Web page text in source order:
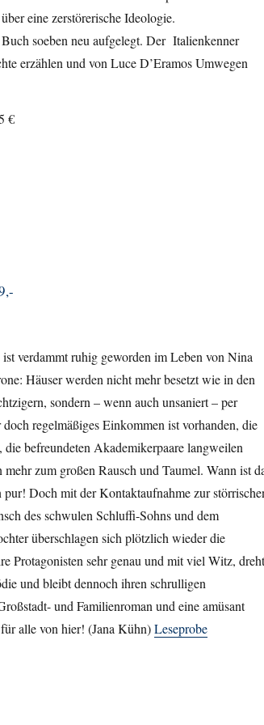
eine zerstörerische Ideologie.
soeben neu aufgelegt. Der Italienkenner
erzählen und von Luce D’Eramos Umwegen
€
ist verdammt ruhig geworden im Leben von Nina
Häuser werden nicht mehr besetzt wie in den
sondern – wenn auch unsaniert – per
regelmäßiges Einkommen ist vorhanden, die
befreundeten Akademikerpaare langweilen
zum großen Rausch und Taumel. Wann ist
Doch mit der Kontaktaufnahme zur
des schwulen Schluffi-Sohns und dem
überschlagen sich plötzlich wieder die
Protagonisten sehr genau und mit viel Witz, dreht
und bleibt dennoch ihren schrulligen
und Familienroman und eine amüsant
alle von hier! (Jana Kühn)Leseprobe